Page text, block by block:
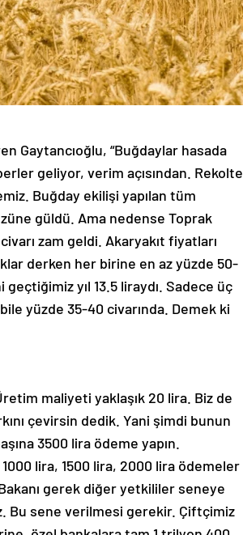
Gaytancıoğlu, “Buğdaylar hasada
geliyor, verim açısından. Rekolte
Buğday ekilişi yapılan tüm
güldü. Ama nedense Toprak
zam geldi. Akaryakıt fiyatları
derken her birine en az yüzde 50-
yıl 13.5 liraydı. Sadece üç
yüzde 35-40 civarında. Demek ki
maliyeti yaklaşık 20 lira. Biz de
çevirsin dedik. Yani şimdi bunun
3500 lira ödeme yapın.
1000 lira, 1500 lira, 2000 lira ödemeler
gerek diğer yetkililer seneye
Bu sene verilmesi gerekir. Çiftçimiz